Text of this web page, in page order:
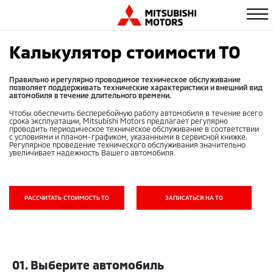
Калькулятор стоимости ТО
Правильно и регулярно проводимое техническое обслуживание
позволяет поддерживать технические характеристики и внешний вид
автомобиля в течение длительного времени.
Чтобы обеспечить бесперебойную работу автомобиля в течение всего
срока эксплуатации, Mitsubishi Motors предлагает регулярно
проводить периодическое техническое обслуживание в соответствии
с условиями и планом-графиком, указанными в сервисной книжке.
Регулярное проведение технического обслуживания значительно
увеличивает надежность Вашего автомобиля.
РАССЧИТАТЬ СТОИМОСТЬ ТО ЗАПИСАТЬСЯ НА ТО
01. Выберите автомобиль